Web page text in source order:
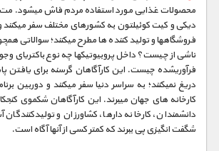
محصولات غذایی مورد استفاده مردم فاش میشود. مت
دیکی و کیت کوئیلتون به کشورهای مختلف سفر میکنند
فروشگاهها و تولید کننده ها مطرح میکنند؛ سوالاتی
ناشی از چیست؟ داخل پروبیوتیکها چه نوع باکتریای
فرآوریشده چیست. این کارآگاهان گرسنه برای یافتن
دریغ نمیکنند؛ به سراسر دنیا سفر میکنند و دوربین
کارخانه های جهان میبرند. این کارآگاهان شکموی
دانشمندان، کارخانه دارها، کشاورزان و
شگفت انگیزی پی ببرند که کمتر کسی از آنها آگاه است.